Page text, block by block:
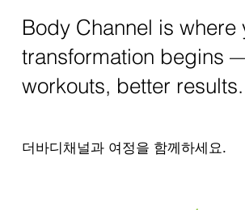
Body Channel is where
transformation begins
workouts, better results.
더바디채널과 여정을 함께하세요.